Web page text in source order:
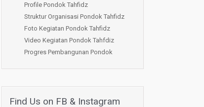
Profile Pondok Tahfidz
Struktur Organisasi Pondok Tahfidz
Foto Kegiatan Pondok Tahfidz
Video Kegiatan Pondok Tahfdiz
Progres Pembangunan Pondok
Find Us on FB & Instagram